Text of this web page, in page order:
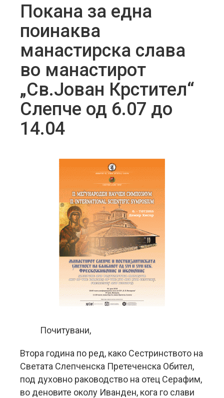
Покана за една
поинаква
манастирска слава
во манастирот
„Св.Јован Крстител“
Слепче од 6.07 до
14.04
Почитувани,
Втора година по ред, како Сестринството на
Светата Слепченска Претеченска Обител,
под духовно раководство на отец Серафим,
во деновите околу Иванден, кога го слави